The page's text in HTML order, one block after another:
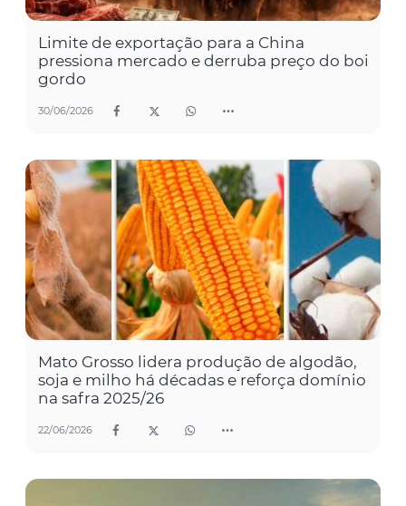
Limite de exportação para a China
pressiona mercado e derruba preço do boi
gordo
30/06/2026
Mato Grosso lidera produção de algodão,
soja e milho há décadas e reforça domínio
na safra 2025/26
22/06/2026